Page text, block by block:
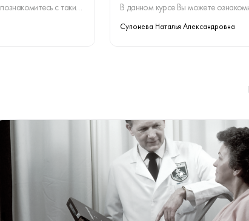
В данном курсе вы подробнее познакомитесь с таким нарушения сердечного ритма как желудочковые экстрасистолии.
Супонева Наталья Александровна